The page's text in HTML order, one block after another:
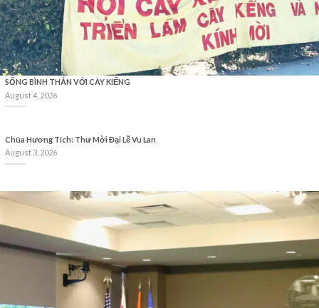
SỐNG BÌNH THẢN VỚI CÂY KIỂNG
August 4, 2026
Chùa Hương Tích: Thư Mời Đại Lễ Vu Lan
August 3, 2026